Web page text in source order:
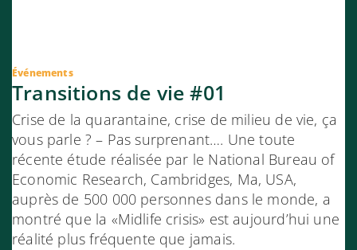
Événements
Transitions de vie #01
Crise de la quarantaine, crise de milieu de vie, ça
vous parle ? – Pas surprenant…. Une toute
récente étude réalisée par le National Bureau of
Economic Research, Cambridges, Ma, USA,
auprès de 500 000 personnes dans le monde, a
montré que la «Midlife crisis» est aujourd’hui une
réalité plus fréquente que jamais.